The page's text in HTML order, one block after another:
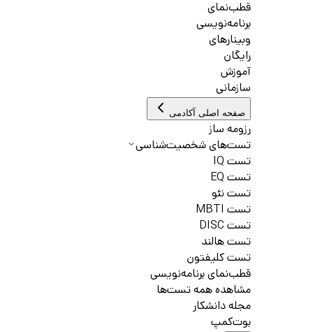
قطب‌نمای
برنامه‌نویسی
وبینارهای
رایگان
آموزش
سازمانی
صفحه اصلی آکادمی
رزومه ساز
تست‌های شخصیت‌شناسی
تست IQ
تست EQ
تست نئو
تست MBTI
تست DISC
تست هالند
تست کلیفتون
قطب‌نمای برنامه‌نویسی
مشاهده همه تست‌ها
مجله دانشکار
بوت‌کمپ